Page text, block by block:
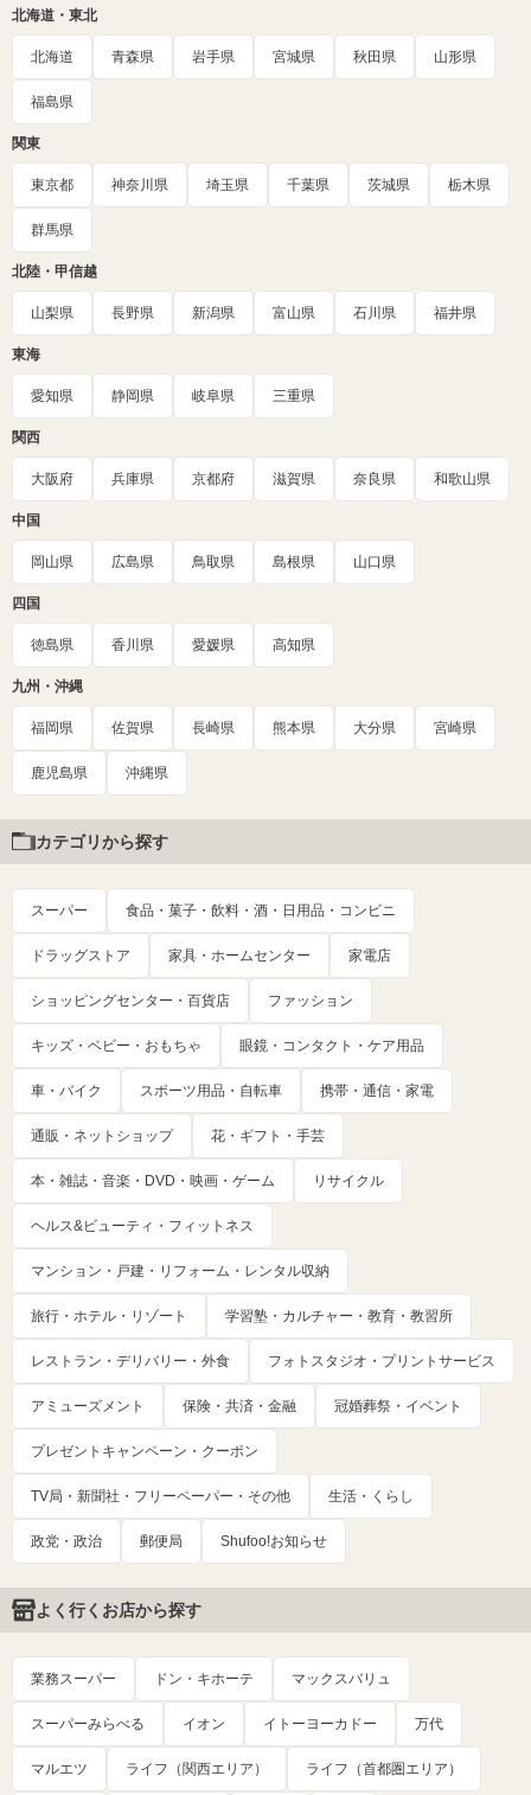
北海道・東北
北海道 青森県 岩手県 宮城県 秋田県 山形県
福島県
関東
東京都 神奈川県 埼玉県 千葉県 茨城県 栃木県
群馬県
北陸・甲信越
山梨県 長野県 新潟県 富山県 石川県 福井県
東海
愛知県 静岡県 岐阜県 三重県
関西
大阪府 兵庫県 京都府 滋賀県 奈良県 和歌山県
中国
岡山県 広島県 鳥取県 島根県 山口県
四国
徳島県 香川県 愛媛県 高知県
九州・沖縄
福岡県 佐賀県 長崎県 熊本県 大分県 宮崎県
鹿児島県 沖縄県
カテゴリから探す
スーパー 食品・菓子・飲料・酒・日用品・コンビニ
ドラッグストア 家具・ホームセンター 家電店
ショッピングセンター・百貨店 ファッション
キッズ・ベビー・おもちゃ 眼鏡・コンタクト・ケア用品
車・バイク スポーツ用品・自転車 携帯・通信・家電
通販・ネットショップ 花・ギフト・手芸
本・雑誌・音楽・DVD・映画・ゲーム リサイクル
ヘルス&ビューティ・フィットネス
マンション・戸建・リフォーム・レンタル収納
旅行・ホテル・リゾート 学習塾・カルチャー・教育・教習所
レストラン・デリバリー・外食 フォトスタジオ・プリントサービス
アミューズメント 保険・共済・金融 冠婚葬祭・イベント
プレゼントキャンペーン・クーポン
TV局・新聞社・フリーペーパー・その他 生活・くらし
政党・政治 郵便局 Shufoo!お知らせ
よく行くお店から探す
業務スーパー ドン・キホーテ マックスバリュ
スーパーみらべる イオン イトーヨーカドー 万代
マルエツ ライフ（関西エリア） ライフ（首都圏エリア）